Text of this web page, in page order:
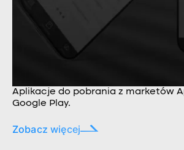
Aplikacje do pobrania z marketów
Google Play.
Zobacz więcej